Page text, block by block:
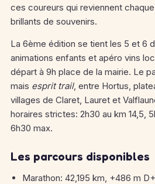
ces coureurs qui reviennent
brillants de souvenirs.
La 6ème édition se tient les 5 et 6
animations enfants et apéro vins
départ à 9h place de la mairie. Le
mais esprit trail, entre Hortus,
villages de Claret, Lauret et
horaires strictes: 2h30 au km 14,5,
6h30 max.
Les parcours disponibles
Marathon: 42,195 km, +486 m